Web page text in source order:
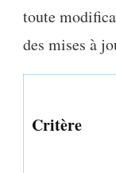
toute
des mises à
Critère